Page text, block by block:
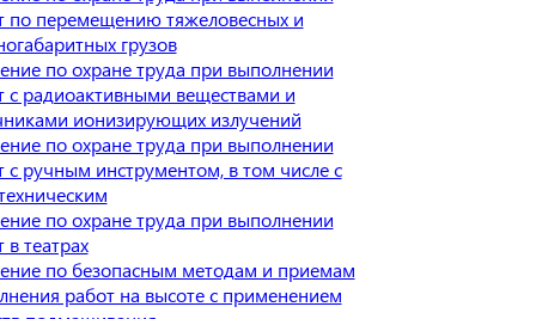
по перемещению тяжеловесных и
грузов
по охране труда при выполнении
с радиоактивными веществами и
ионизирующих излучений
по охране труда при выполнении
с ручным инструментом, в том числе с
по охране труда при выполнении
в театрах
по безопасным методам и приемам
работ на высоте с применением